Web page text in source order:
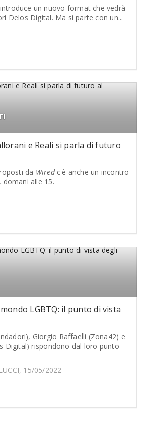
un nuovo format che vedrà
Delos Digital. Ma si parte con un...
e Reali si parla di futuro
da Wiredc'è anche un incontro
alle 15.
LGBTQ: il punto di vista
Giorgio Raffaelli (Zona42) e
Digital) rispondono dal loro punto
15/05/2022